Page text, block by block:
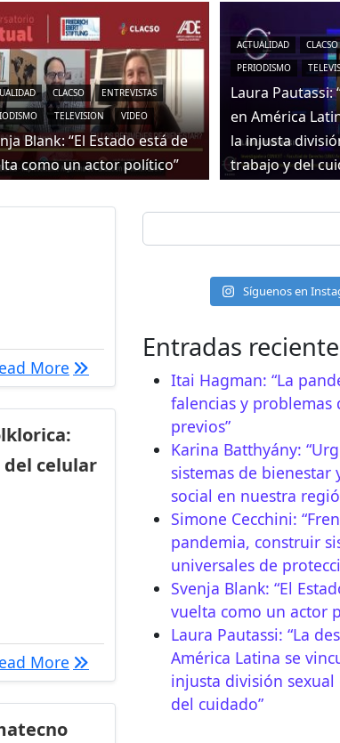
CLACSO
ENTREVISTAS
TELEVISION VIDEO
Blank: “El Estado está de
como un actor político”
ACTUALIDAD CLACSO
PERIODISMO
Laura Pautassi:
en América
la injusta
trabajo y del
More 20 años de Google
celular
uso del celular
More Tecnologia ATP Nacional
Search for:
Síguenos en
Entradas
Itai Hagman: “La
falencias y problemas
previos”
Karina Batthyány:
sistemas de bienestar
social en nuestra
Simone Cecchini:
pandemia, construir
universales de
Svenja Blank: “El
vuelta como un actor
Laura Pautassi: “La
América Latina se
injusta división
del cuidado”